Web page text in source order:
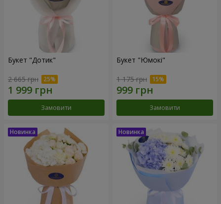
Букет "Дотик"
2 665 грн
Замовити
Букет "Юмокі"
1 175 грн
Замовити